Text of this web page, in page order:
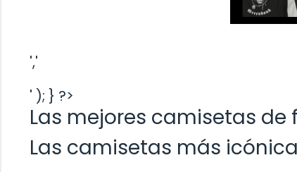
','
' ); } ?>
Las mejores camisetas
Las camisetas más